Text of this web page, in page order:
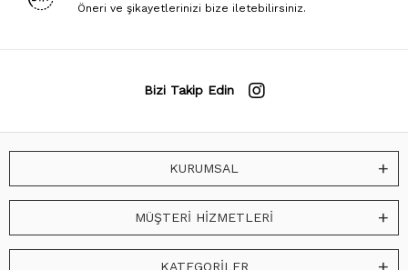
Öneri ve şikayetlerinizi bize iletebilirsiniz.
Bizi Takip Edin
KURUMSAL
MÜŞTERİ HİZMETLERİ
KATEGORİLER